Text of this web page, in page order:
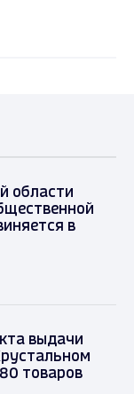
области
в
выдачи
товаров